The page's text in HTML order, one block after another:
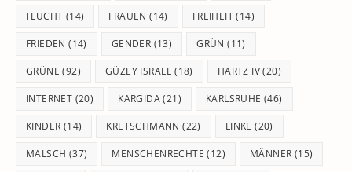
FLUCHT (14) FRAUEN (14) FREIHEIT(14)
FRIEDEN (14) GENDER (13) GRÜN (11)
GRÜNE (92) GÜZEY ISRAEL (18) HARTZ IV(20)
INTERNET (20) KARGIDA(21) KARLSRUHE (46)
KINDER (14) KRETSCHMANN (22) LINKE (20)
MALSCH (37) MENSCHENRECHTE (12) MÄNNER (15)